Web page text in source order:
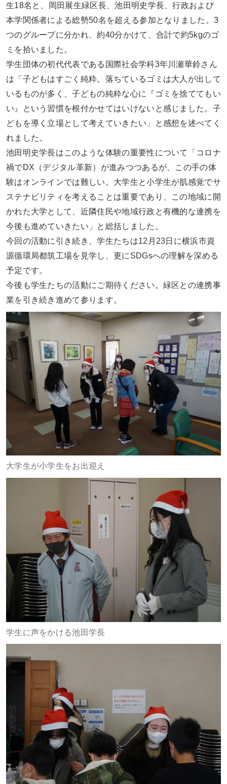
生18名と、岡田展生緑区長、池田明史学長、行政および
本学関係者による総勢50名を超える参加となりました。3
つのグループに分かれ、約40分かけて、合計で約5kgのゴ
ミを拾いました。
学生団体の初代代表である国際社会学科3年川瀬華鈴さん
は「子どもはすごく純粋。落ちているゴミは大人が出して
いるものが多く、子どもの純粋な心に『ゴミを捨ててもい
い』という習慣を根付かせてはいけないと感じました。子
どもを導く立場として考えていきたい」と感想を述べてく
れました。
池田明史学長はこのような体験の重要性について「コロナ
禍でDX（デジタル革新）が進みつつあるが、この手の体
験はオンラインでは難しい。大学生と小学生が肌感覚でサ
ステナビリティを考えることは重要であり、この地域に開
かれた大学として、近隣住民や地域行政と有機的な連携を
今後も進めていきたい」と総括しました。
今回の活動に引き続き、学生たちは12月23日に横浜市資
源循環局都筑工場を見学し、更にSDGsへの理解を深める
予定です。
今後も学生たちの活動にご期待ください。緑区との連携事
業を引き続き進めて参ります。
大学生が小学生をお出迎え
学生に声をかける池田学長